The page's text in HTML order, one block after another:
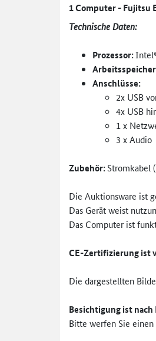
1 Computer - Fujitsu
Technische Daten:
Prozessor:
Anschlüsse:
2x USB
4x USB
1 x
3 x Audio
Zubehör:Stromkabel
Die Auktionsware ist
Das Gerät weist
Das Computer ist
CE-Zertifizierung ist
Die dargestellten
Besichtigung ist
Bitte werfen Sie